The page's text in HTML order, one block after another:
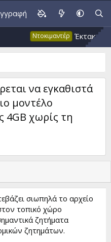
Ντοκιμαντέρ Έκτακτο 53:
να εγκαθιστά
μοντέλο
4GB χωρίς τη
σιωπηλά το αρχείο
τοπικό χώρο
ζητήματα
ζητημάτων.